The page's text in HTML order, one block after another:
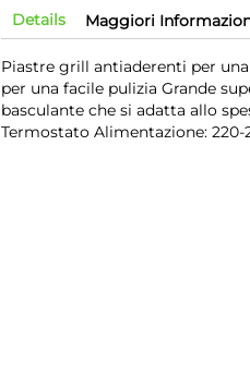
Details
Piastre grill antiaderenti per
per una facile pulizia Grande
basculante che si adatta allo
Termostato Alimentazione: 220-
Maggiori